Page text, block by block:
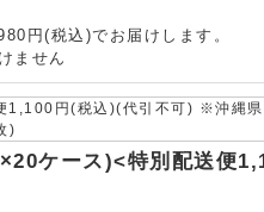
円(税込)でお届けします。
ません
1,100円(税込)(代引不可) ※沖縄
)
ケース)<特別配送便